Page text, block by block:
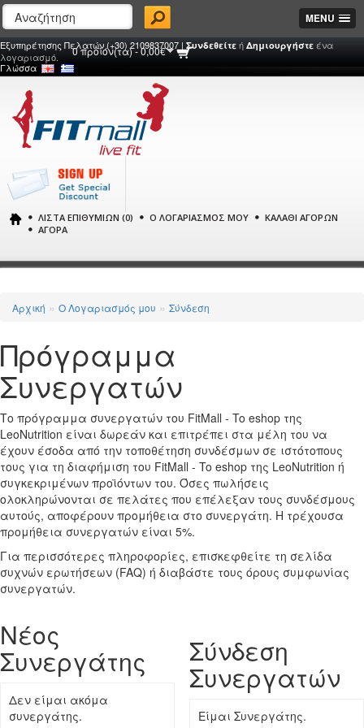
MENU
Γλώσσα
0 προϊόν(τα) - 0,00€
Εξυπηρέτησης Πελατών (+30) 2109837007 | Συνδεθείτε ή Δημιουργήστε ένα
λογαριασμό.
ΛΊΣΤΑ ΕΠΙΘΥΜΙΏΝ (0) Ο ΛΟΓΑΡΙΑΣΜΌΣ ΜΟΥ
ΚΑΛΆΘΙ ΑΓΟΡΏΝ
ΑΓΟΡΆ
Αρχική » O Λογαριασμός μου » Σύνδεση
Πρόγραμμα
Συνεργατών
Το πρόγραμμα συνεργατών του FitMall - To eshop της
LeoNutrition είναι δωρεάν και επιτρέπει στα μέλη του να
έχουν έσοδα από την τοποθέτηση συνδέσμων σε ιστότοπους
τους για τη διαφήμιση του FitMall - To eshop της LeoNutrition ή
συγκεκριμένων προϊόντων του. Όσες πωλήσεις
ολοκληρώνονται σε πελάτες που επέλεξαν τους συνδέσμους
αυτούς, αποφέρουν προμήθεια στο συνεργάτη. Η τρέχουσα
προμήθεια συνεργατών είναι 5%.
Για περισσότερες πληροφορίες, επισκεφθείτε τη σελίδα
συχνών ερωτήσεων (FAQ) ή διαβάστε τους όρους συμφωνίας
συνεργατών.
Νέος
Συνεργάτης
Δεν είμαι ακόμα
συνεργάτης.
Σύνδεση
Συνεργατών
Είμαι Συνεργάτης.